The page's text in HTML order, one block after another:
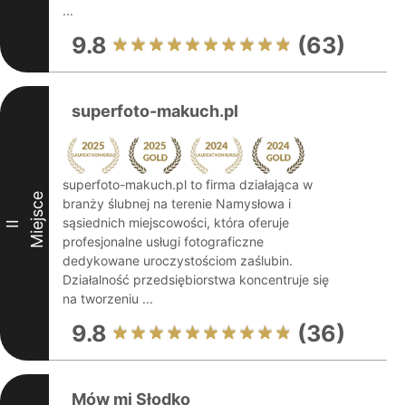
...
9.8 (63)
II Miejsce
superfoto-makuch.pl
superfoto-makuch.pl to firma działająca w
branży ślubnej na terenie Namysłowa i
sąsiednich miejscowości, która oferuje
profesjonalne usługi fotograficzne
dedykowane uroczystościom zaślubin.
Działalność przedsiębiorstwa koncentruje się
na tworzeniu ...
9.8 (36)
Mów mi Słodko